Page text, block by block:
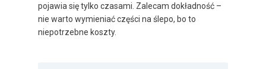
pojawia się tylko czasami. Zalecam dokładność –
nie warto wymieniać części na ślepo, bo to
niepotrzebne koszty.